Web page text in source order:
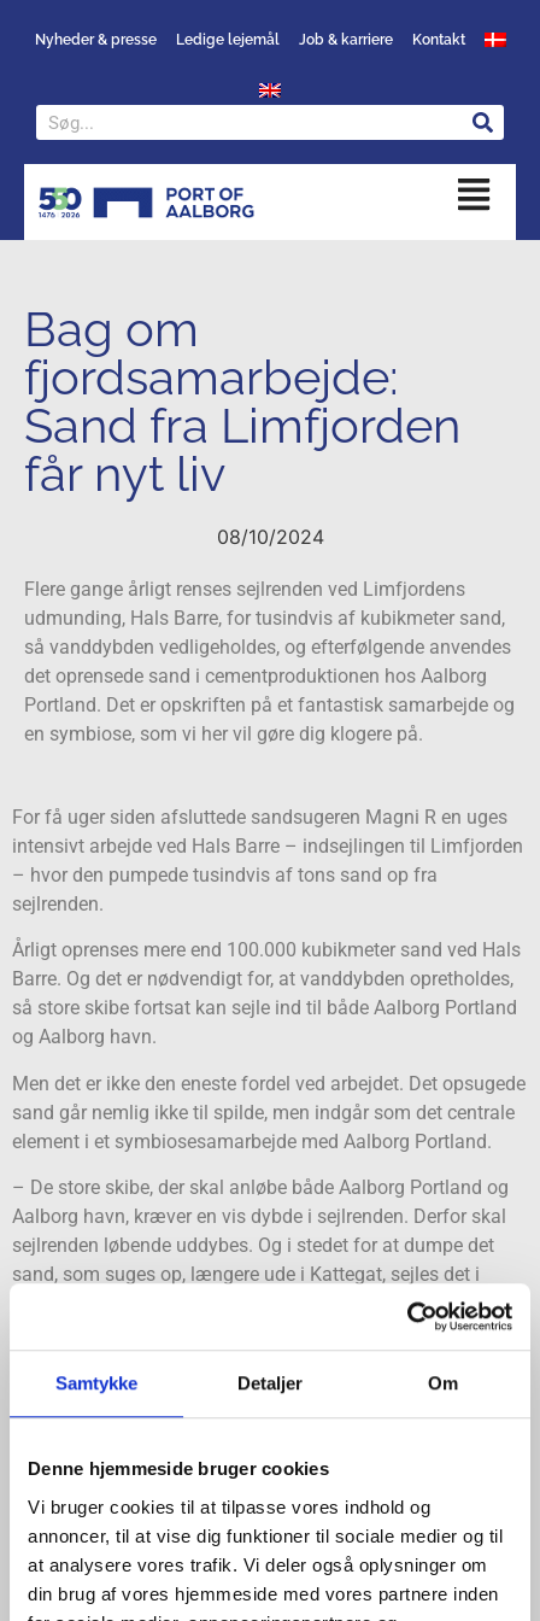
Samtykke Detaljer Om
Denne hjemmeside bruger cookies
Vi bruger cookies til at tilpasse vores indhold og
annoncer, til at vise dig funktioner til sociale medier og til
at analysere vores trafik. Vi deler også oplysninger om
din brug af vores hjemmeside med vores partnere inden
Nyheder & presse Ledige lejemål Job & karriere Kontakt
Bag om
fjordsamarbejde:
Sand fra Limfjorden
får nyt liv
08/10/2024
Flere gange årligt renses sejlrenden ved Limfjordens
udmunding, Hals Barre, for tusindvis af kubikmeter sand,
så vanddybden vedligeholdes, og efterfølgende anvendes
det oprensede sand i cementproduktionen hos Aalborg
Portland. Det er opskriften på et fantastisk samarbejde og
en symbiose, som vi her vil gøre dig klogere på.
For få uger siden afsluttede sandsugeren Magni R en uges
intensivt arbejde ved Hals Barre – indsejlingen til Limfjorden
– hvor den pumpede tusindvis af tons sand op fra
sejlrenden.
Årligt oprenses mere end 100.000 kubikmeter sand ved Hals
Barre. Og det er nødvendigt for, at vanddybden opretholdes,
så store skibe fortsat kan sejle ind til både Aalborg Portland
og Aalborg havn.
Men det er ikke den eneste fordel ved arbejdet. Det opsugede
sand går nemlig ikke til spilde, men indgår som det centrale
element i et symbiosesamarbejde med Aalborg Portland.
– De store skibe, der skal anløbe både Aalborg Portland og
Aalborg havn, kræver en vis dybde i sejlrenden. Derfor skal
sejlrenden løbende uddybes. Og i stedet for at dumpe det
sand, som suges op, længere ude i Kattegat, sejles det i
stedet ind til Aalborg Portland, hvor det bliver en del af
produktionen af vores grå cement, forklarer Mogens
Portland, og fortsætter:
Nordjylland, hvor det køres ind på lastbiler. Men med de
få det sejlet ind, fordi vi sparer en anseelige mængde
lastbiler. Derfor er vi også utroligt glade for samarbejdet,
siger Mogens Pedersen.